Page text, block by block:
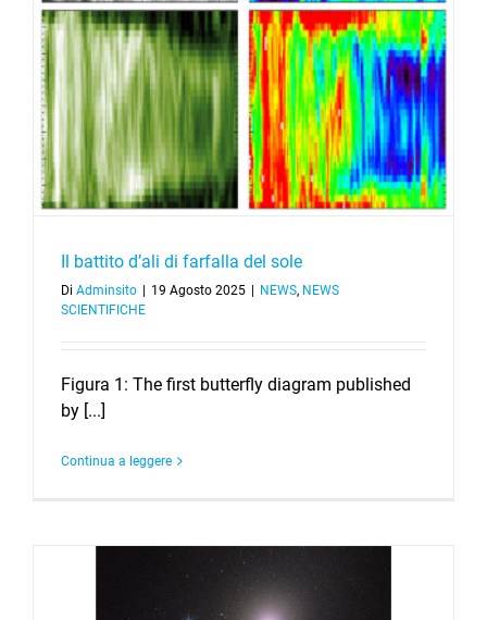
Il battito d’ali di farfalla del sole
Di Adminsito 19 Agosto 2025 NEWS, NEWS
SCIENTIFICHE
Figura 1: The first butterfly diagram published
by [...]
Continua a leggere